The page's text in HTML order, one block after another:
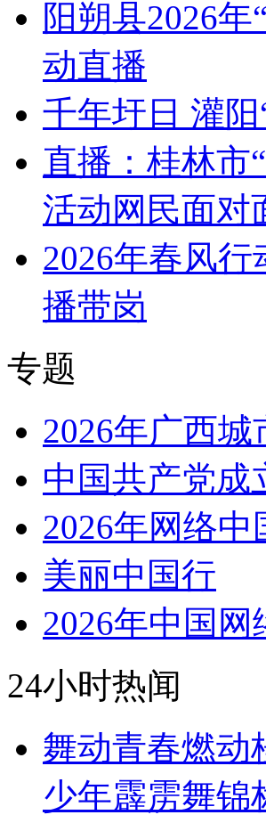
阳朔县2026
动直播
千年圩日 灌
直播：桂林市
活动网民面对
2026年春风
播带岗
专题
2026年广西
中国共产党成
2026年网络中
美丽中国行
2026年中国
24小时热闻
舞动青春燃
少年霹雳舞锦